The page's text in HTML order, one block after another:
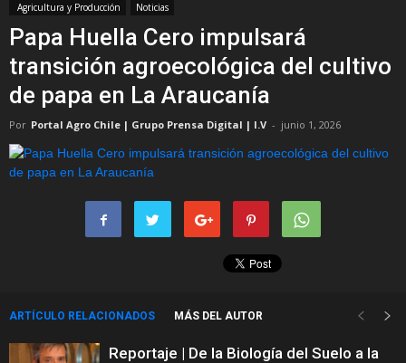
Agricultura y Producción Noticias
Papa Huella Cero impulsará
transición agroecológica del cultivo
de papa en La Araucanía
Por Portal Agro Chile | Grupo Prensa Digital | I.V - junio 1, 2026
ARTÍCULO RELACIONADOS MÁS DEL AUTOR
Reportaje | De la Biología del Suelo a la